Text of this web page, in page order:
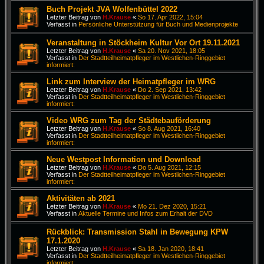
Buch Projekt JVA Wolfenbüttel 2022
Letzter Beitrag von H.Krause « So 17. Apr 2022, 15:04
Verfasst in Persönliche Unterstützung für Buch und Medienprojekte
Veranstaltung in Stöckheim Kultur Vor Ort 19.11.2021
Letzter Beitrag von H.Krause « Sa 20. Nov 2021, 18:05
Verfasst in Der Stadtteilheimatpfleger im Westlichen-Ringgebiet
informiert:
Link zum Interview der Heimatpfleger im WRG
Letzter Beitrag von H.Krause « Do 2. Sep 2021, 13:42
Verfasst in Der Stadtteilheimatpfleger im Westlichen-Ringgebiet
informiert:
Video WRG zum Tag der Städtebauförderung
Letzter Beitrag von H.Krause « So 8. Aug 2021, 16:40
Verfasst in Der Stadtteilheimatpfleger im Westlichen-Ringgebiet
informiert:
Neue Westpost Information und Download
Letzter Beitrag von H.Krause « Do 5. Aug 2021, 12:15
Verfasst in Der Stadtteilheimatpfleger im Westlichen-Ringgebiet
informiert:
Aktivitäten ab 2021
Letzter Beitrag von H.Krause « Mo 21. Dez 2020, 15:21
Verfasst in Aktuelle Termine und Infos zum Erhalt der DVD
Rückblick: Transmission Stahl in Bewegung KPW
17.1.2020
Letzter Beitrag von H.Krause « Sa 18. Jan 2020, 18:41
Verfasst in Der Stadtteilheimatpfleger im Westlichen-Ringgebiet